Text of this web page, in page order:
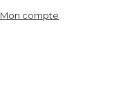
Mon compte